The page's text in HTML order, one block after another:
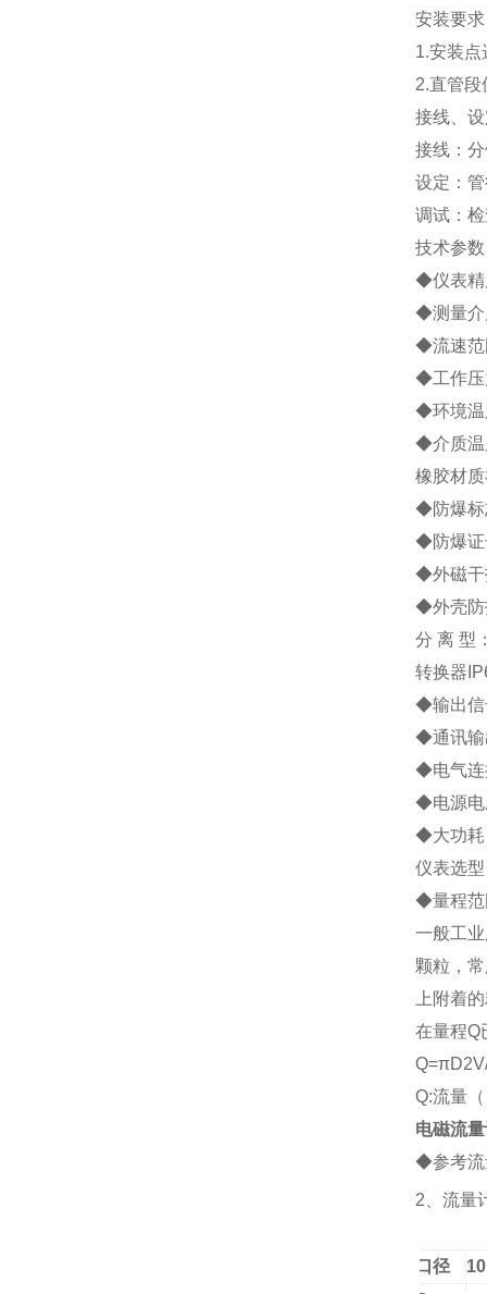
安装要
1.安装点
2.直管段
接线、
接线：
设定：
调试：
技术参数
◆仪表精
◆测量介
◆流速范
◆工作压
◆环境
◆介质温
橡胶材
◆防爆标
◆防爆证
◆外磁干
◆外壳防
分 离 型
转换器
◆输出信
◆通讯输
◆电气连
◆电源电
◆大功耗
仪表选型
◆量程
一般工
颗粒，
上附着
在量程Q
Q=
Q:流量
电磁流
◆参考流
2、 流
口径
10